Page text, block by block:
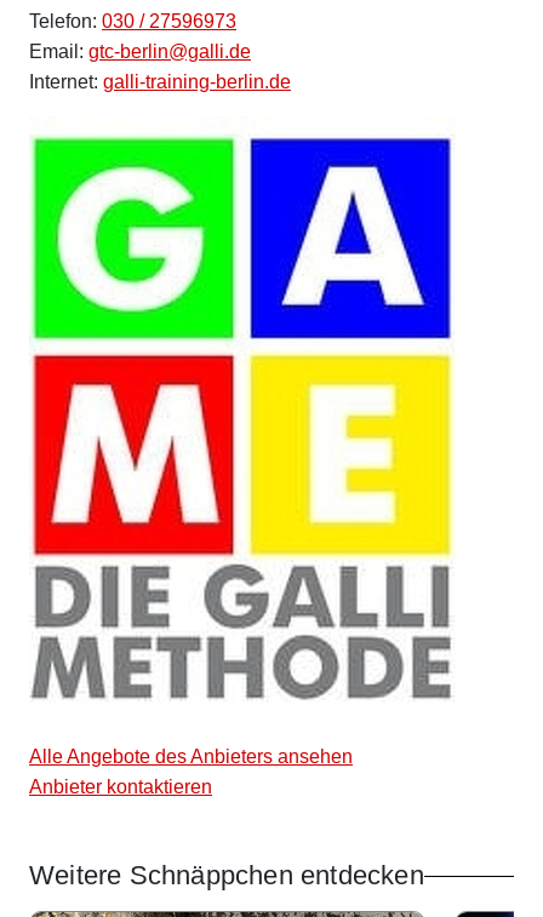
Telefon: 030 / 27596973
Email: gtc-berlin@galli.de
Internet: galli-training-berlin.de
Alle Angebote des Anbieters ansehen
Anbieter kontaktieren
Weitere Schnäppchen entdecken